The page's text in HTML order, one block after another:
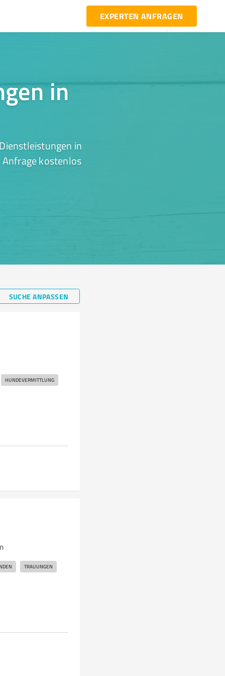
EXPERTEN ANFRAGEN
in
in
kostenlos
SUCHE ANPASSEN
HUNDEVERMITTLUNG
TRAUUNGEN